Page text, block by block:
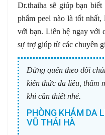
Dr.thaiha sẽ giúp bạn
phẩm peel nào là tốt
với bạn. Liên hệ ngay với
sự trợ giúp từ các chuyên
Đừng quên theo dõi
kiến thức da liễu, thẩm
khi cần thiết nhé.
PHÒNG KHÁM DA
VŨ THÁI HÀ